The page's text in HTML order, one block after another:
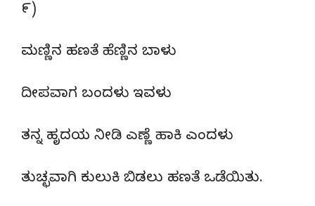
೯)
ಮಣ್ಣಿನ ಹಣತೆ ಹೆಣ್ಣಿನ ಬಾಳು
ದೀಪವಾಗ ಬಂದಳು ಇವಳು
ತನ್ನ ಹೃದಯ ನೀಡಿ ಎಣ್ಣೆ ಹಾಕಿ ಎಂದಳು
ತುಚ್ಛವಾಗಿ ಕುಲುಕಿ ಬಿಡಲು ಹಣತೆ ಒಡೆಯಿತು.